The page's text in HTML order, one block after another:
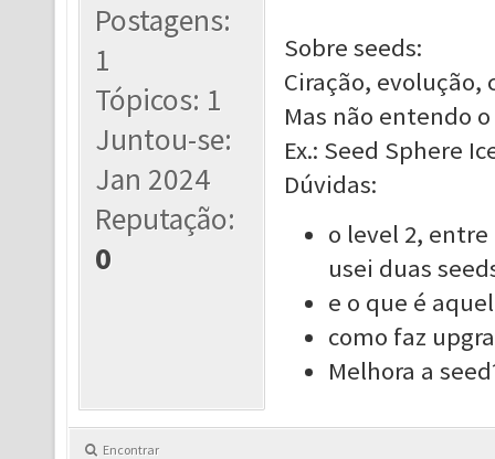
Postagens:
1
Tópicos: 1
Juntou-se:
Jan 2024
Reputação:
0
Sobre seeds:
Ciração,
Mas não entendo
Ex.: Seed Sphere
Dúvidas:
o level 2,
usei duas
e o que é
como faz
Melhora a
Encontrar